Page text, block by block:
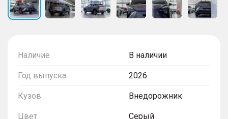
Наличие В наличии
Год выпуска 2026
Кузов Внедорожник
Цвет Серый